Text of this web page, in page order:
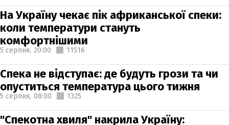
На Україну чекає пік африканської спеки:
коли температури стануть
комфортнішими
5 серпня, 20:00 11516
Спека не відступає: де будуть грози та чи
опуститься температура цього тижня
5 серпня, 08:00 1325
"Спекотна хвиля" накрила Україну: